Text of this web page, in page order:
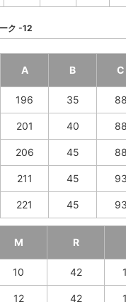
ク -12
A B C
196 35
201 40
206 45
211 45
221 45
M R
10 42
12 42